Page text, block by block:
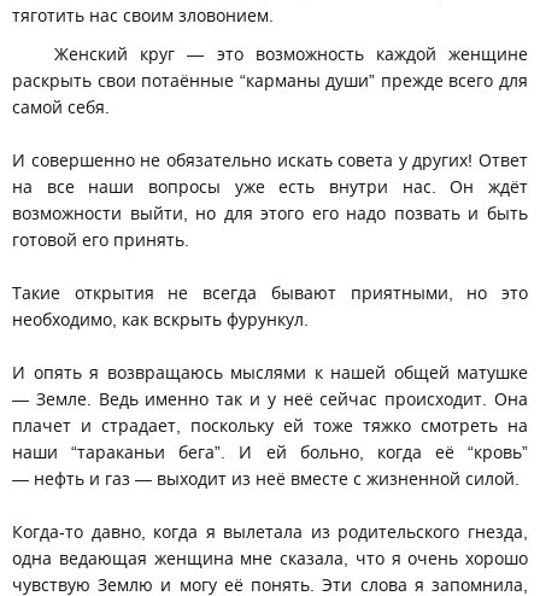
тяготить нас своим зловонием.
Женский круг — это возможность каждой женщине
раскрыть свои потаённые “карманы души” прежде всего для
самой себя.
И совершенно не обязательно искать совета у других! Ответ
на все наши вопросы уже есть внутри нас. Он ждёт
возможности выйти, но для этого его надо позвать и быть
готовой его принять.
Такие открытия не всегда бывают приятными, но это
необходимо, как вскрыть фурункул.
И опять я возвращаюсь мыслями к нашей общей матушке
— Земле. Ведь именно так и у неё сейчас происходит. Она
плачет и страдает, поскольку ей тоже тяжко смотреть на
наши “тараканьи бега”. И ей больно, когда её “кровь”
— нефть и газ — выходит из неё вместе с жизненной силой.
Когда-то давно, когда я вылетала из родительского гнезда,
одна ведающая женщина мне сказала, что я очень хорошо
чувствую Землю и могу её понять. Эти слова я запомнила,